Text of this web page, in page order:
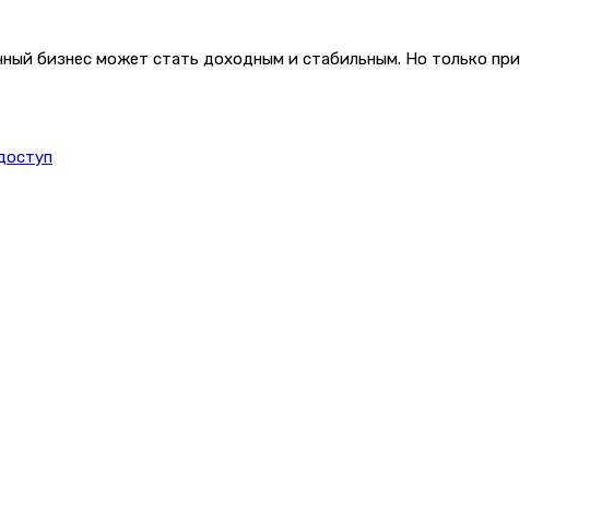
бизнес может стать доходным и стабильным. Но только при